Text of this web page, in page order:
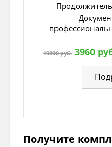
19800 руб. 3960
Получите